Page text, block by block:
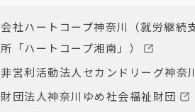
社ハートコープ神奈川（就労継続
「ハートコープ湘南」）
営利活動法人セカンドリーグ神奈
団法人神奈川ゆめ社会福祉財団